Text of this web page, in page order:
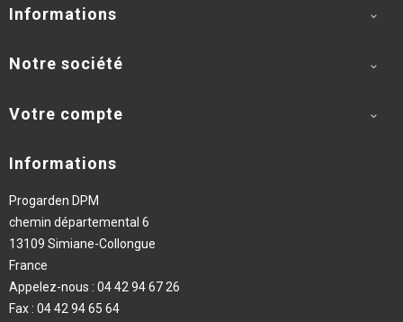
Informations 
Notre société 
Votre compte 
Informations
Progarden DPM
chemin départemental 6
13109 Simiane-Collongue
France
Appelez-nous : 04 42 94 67 26
Fax : 04 42 94 65 64